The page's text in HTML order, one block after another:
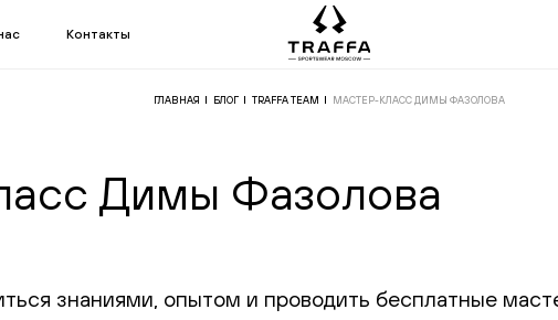
Контакты
ГЛАВНАЯ БЛОГ TRAFFA TEAM МАСТЕР-КЛАСС ДИМЫ ФАЗОЛОВА
Димы Фазолова
знаниями, опытом и проводить бесплатные